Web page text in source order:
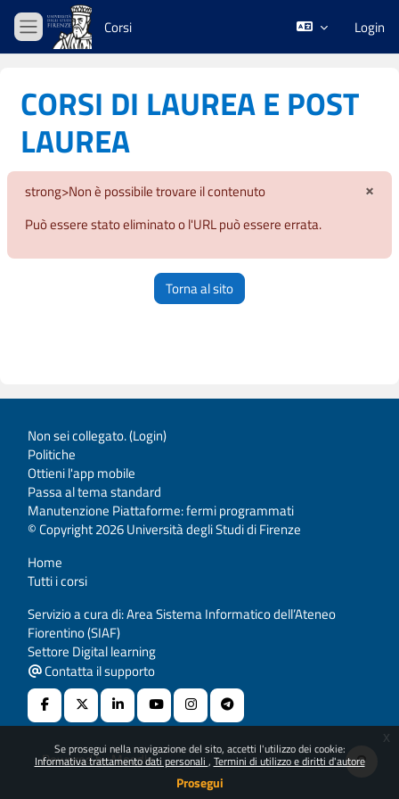
Vai al contenuto principale
Se prosegui nella navigazione del sito, accetti l'utilizzo dei cookie:
Informativa trattamento dati personali Termini di utilizzo e diritti d'autore
Prosegui
x
Pannello laterale
Corsi Login
CORSI DI LAUREA E POST
LAUREA
strong>Non è possibile trovare il contenuto
Può essere stato eliminato o l'URL può essere errata.
×
Torna al sito
Non sei collegato. (Login)
Politiche
Ottieni l'app mobile
Passa al tema standard
Manutenzione Piattaforme: fermi programmati
© Copyright 2026 Università degli Studi di Firenze
Home
Tutti i corsi
Servizio a cura di: Area Sistema Informatico dell’Ateneo
Fiorentino (SIAF)
Settore Digital learning
Contatta il supporto
Powered byMoodle